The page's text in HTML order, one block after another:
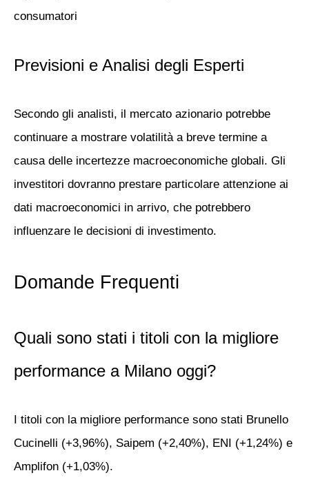
consumatori
Previsioni e Analisi degli Esperti
Secondo gli analisti, il mercato azionario potrebbe
continuare a mostrare volatilità a breve termine a
causa delle incertezze macroeconomiche globali. Gli
investitori dovranno prestare particolare attenzione ai
dati macroeconomici in arrivo, che potrebbero
influenzare le decisioni di investimento.
Domande Frequenti
Quali sono stati i titoli con la migliore
performance a Milano oggi?
I titoli con la migliore performance sono stati Brunello
Cucinelli (+3,96%), Saipem (+2,40%), ENI (+1,24%) e
Amplifon (+1,03%).